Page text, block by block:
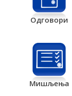
Одговори
Мишљења